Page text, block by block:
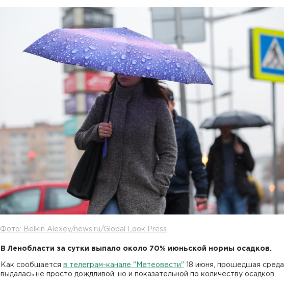
Фото: Belkin Alexey/news.ru/Global Look Press
В Ленобласти за сутки выпало около 70% июньской нормы осадков.
Как сообщается в телеграм-канале "Метеовести" 18 июня, прошедшая среда
выдалась не просто дождливой, но и показательной по количеству осадков.